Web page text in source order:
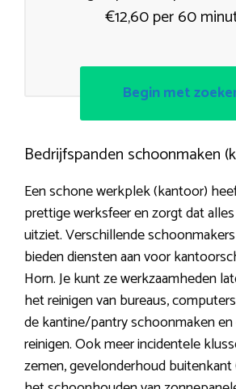
€12,60 per 60
Begin met
Bedrijfspanden schoonmaken
Een schone werkplek (kantoor)
prettige werksfeer en zorgt dat
uitziet. Verschillende
bieden diensten aan voor
Horn. Je kunt ze werkzaamheden
het reinigen van bureaus,
de kantine/pantry schoonmaken
reinigen. Ook meer incidentele
zemen, gevelonderhoud buitenkant